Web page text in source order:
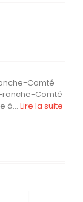
Comté
Comté
à… Lire la suite